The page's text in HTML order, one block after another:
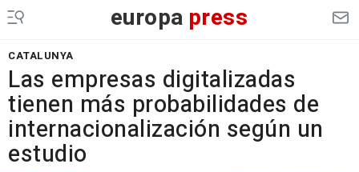
europa press
CATALUNYA
Las empresas digitalizadas
tienen más probabilidades de
internacionalización según un
estudio